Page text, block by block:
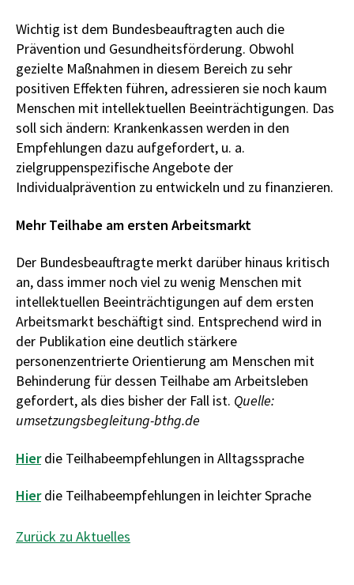
Wichtig ist dem Bundesbeauftragten auch die
Prävention und Gesundheitsförderung. Obwohl
gezielte Maßnahmen in diesem Bereich zu sehr
positiven Effekten führen, adressieren sie noch kaum
Menschen mit intellektuellen Beeinträchtigungen. Das
soll sich ändern: Krankenkassen werden in den
Empfehlungen dazu aufgefordert, u. a.
zielgruppenspezifische Angebote der
Individualprävention zu entwickeln und zu finanzieren.
Mehr Teilhabe am ersten Arbeitsmarkt
Der Bundesbeauftragte merkt darüber hinaus kritisch
an, dass immer noch viel zu wenig Menschen mit
intellektuellen Beeinträchtigungen auf dem ersten
Arbeitsmarkt beschäftigt sind. Entsprechend wird in
der Publikation eine deutlich stärkere
personenzentrierte Orientierung am Menschen mit
Behinderung für dessen Teilhabe am Arbeitsleben
gefordert, als dies bisher der Fall ist. Quelle:
umsetzungsbegleitung-bthg.de
Hierdie Teilhabeempfehlungen in Alltagssprache
Hierdie Teilhabeempfehlungen in leichter Sprache
Zurück zu Aktuelles